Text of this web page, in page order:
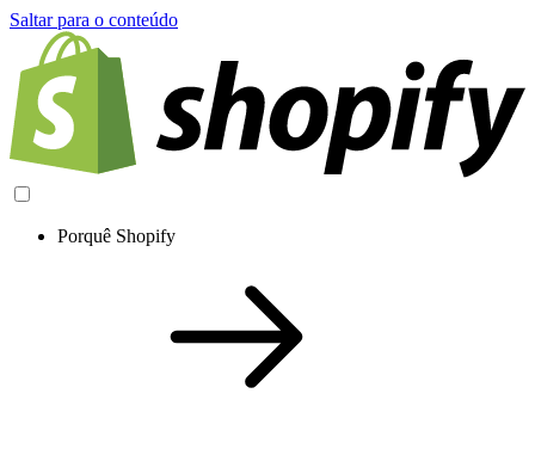
Saltar para o conteúdo
Porquê Shopify